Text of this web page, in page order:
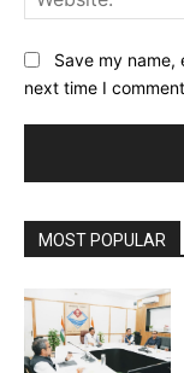
Save my name,
next time I
MOST POPULAR